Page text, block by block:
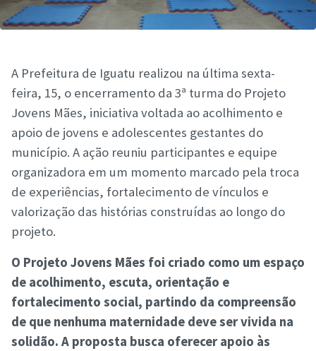
A Prefeitura de Iguatu realizou na última sexta-
feira, 15, o encerramento da 3ª turma do Projeto
Jovens Mães, iniciativa voltada ao acolhimento e
apoio de jovens e adolescentes gestantes do
município. A ação reuniu participantes e equipe
organizadora em um momento marcado pela troca
de experiências, fortalecimento de vínculos e
valorização das histórias construídas ao longo do
projeto.
O Projeto Jovens Mães foi criado como um espaço
de acolhimento, escuta, orientação e
fortalecimento social, partindo da compreensão
de que nenhuma maternidade deve ser vivida na
solidão. A proposta busca oferecer apoio às